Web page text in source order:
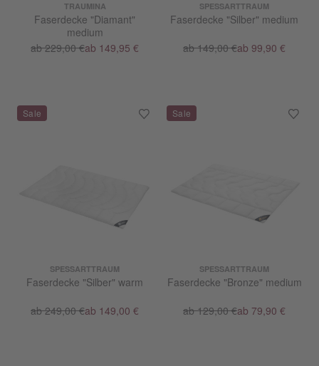
TRAUMINA
Faserdecke "Diamant"
medium
ab 229,00 €ab 149,95 €
SPESSARTTRAUM
Faserdecke "Silber" medium
ab 149,00 €ab 99,90 €
SPESSARTTRAUM
Faserdecke "Silber" warm
ab 249,00 €ab 149,00 €
SPESSARTTRAUM
Faserdecke "Bronze" medium
ab 129,00 €ab 79,90 €